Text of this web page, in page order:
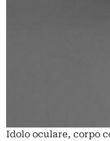
Idolo oculare, corpo